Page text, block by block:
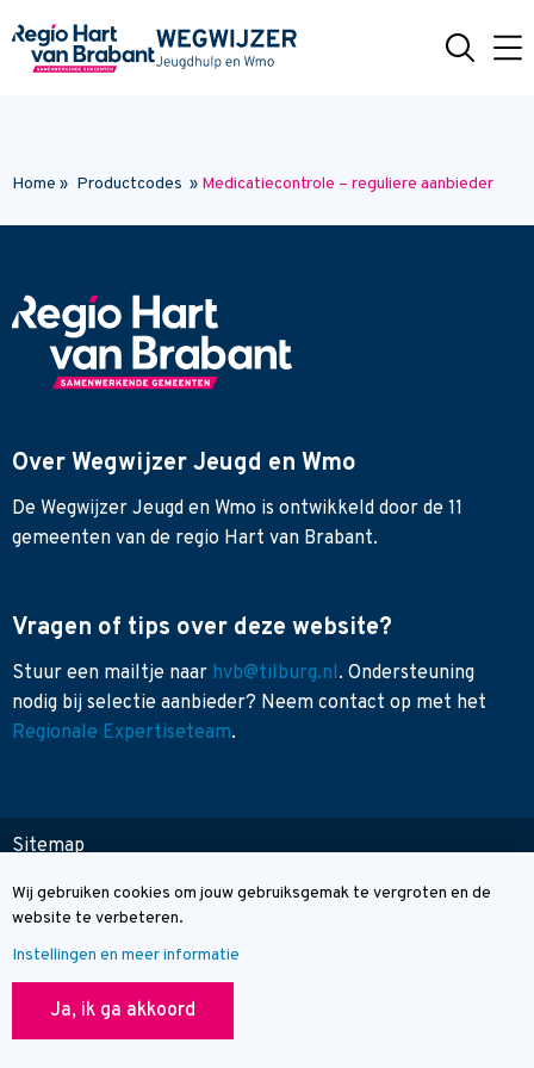
Cookie melding
Wij gebruiken cookies om jouw gebruiksgemak te vergroten en de
website te verbeteren.
Instellingen en meer informatie
Ja, ik ga akkoord
Home » Productcodes » Medicatiecontrole – reguliere aanbieder
Over Wegwijzer Jeugd en Wmo
De Wegwijzer Jeugd en Wmo is ontwikkeld door de 11
gemeenten van de regio Hart van Brabant.
Vragen of tips over deze website?
Stuur een mailtje naar hvb@tilburg.nl. Ondersteuning
nodig bij selectie aanbieder? Neem contact op met het
Regionale Expertiseteam.
© Wegwijzer Hart van Brabant
Sitemap
Contact